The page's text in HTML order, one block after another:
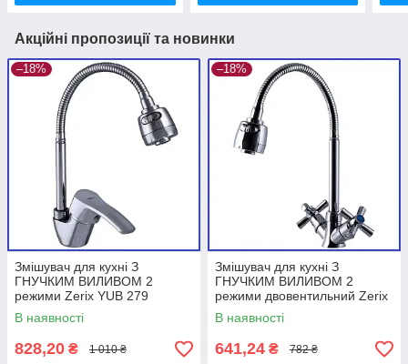
Акційні пропозиції та новинки
–18%
Змішувач для кухні З
ГНУЧКИМ ВИЛИВОМ 2
режими Zerix YUB 279
(ZX2950)
В наявності
828,20 ₴ 1 010 ₴
–18%
Змішувач для кухні З
ГНУЧКИМ ВИЛИВОМ 2
режими двовентильний Zerix
TZH 722 (ZX2947)
В наявності
641,24 ₴ 782 ₴